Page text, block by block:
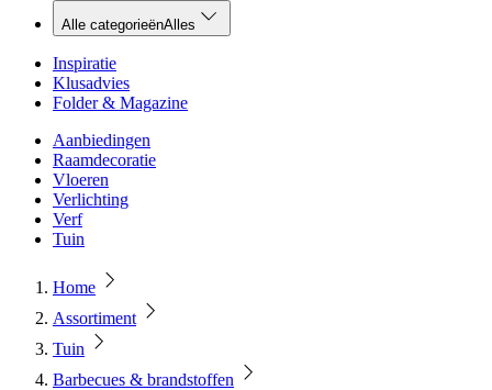
Alle categorieënAlles
Inspiratie
Klusadvies
Folder & Magazine
Aanbiedingen
Raamdecoratie
Vloeren
Verlichting
Verf
Tuin
Home
Assortiment
Tuin
Barbecues & brandstoffen